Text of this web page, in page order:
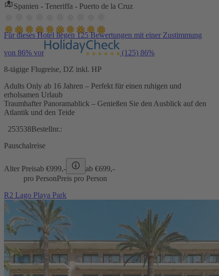
Spanien - Teneriffa - Puerto de la Cruz
Für dieses Hotel liegen 125 Bewertungen mit einer Zustimmung
von 86% vor (125) 86%
8-tägige Flugreise, DZ inkl. HP
Adults Only ab 16 Jahren – Perfekt für einen ruhigen und
erholsamen Urlaub
Traumhafter Panoramablick – Genießen Sie den Ausblick auf den
Atlantik und den Teide
253538Bestellnr.:
Pauschalreise
Alter Preisab €999,- ab €699,-
pro PersonPreis pro Person
R2 Lago Playa Park